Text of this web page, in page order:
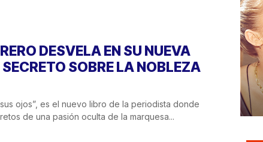
DESVELA EN SU NUEVA
SOBRE LA NOBLEZA
ojos”, es el nuevo libro de la periodista donde
de una pasión oculta de la marquesa...